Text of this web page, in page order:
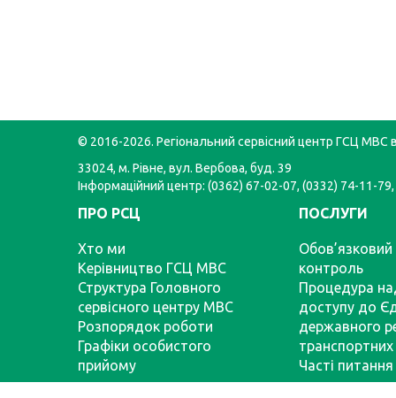
© 2016-2026. Регіональний сервісний центр ГСЦ МВС
33024, м. Рівне, вул. Вербова, буд. 39
Інформаційний центр: (0362) 67-02-07, (0332) 74-11-
ПРО РСЦ
Хто ми
Керівництво ГСЦ МВС
Структура Головного
сервісного центру МВС
Розпорядок роботи
Графіки особистого
прийому
ПОСЛУГИ
Обов’язковий
контроль
Процедура
доступу до
державного
транспортних
Часті питання